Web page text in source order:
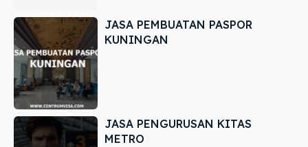
JASA PEMBUATAN PASPOR
KUNINGAN
JASA PENGURUSAN KITAS
METRO